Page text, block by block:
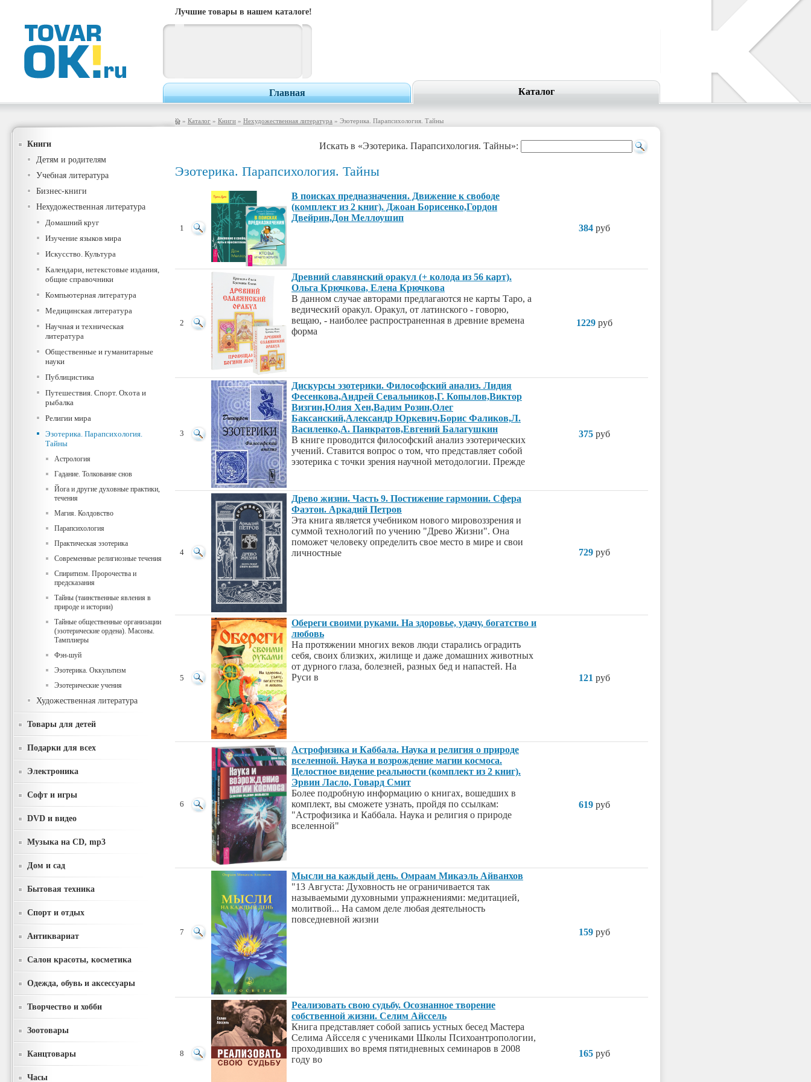
Лучшие товары в нашем каталоге!
Главная Каталог
» Каталог » Книги » Нехудожественная литература » Эзотерика. Парапсихология. Тайны
Книги
Детям и родителям
Учебная литература
Бизнес-книги
Нехудожественная литература
Домашний круг
Изучение языков мира
Искусство. Культура
Календари, нетекстовые издания,
общие справочники
Компьютерная литература
Медицинская литература
Научная и техническая
литература
Общественные и гуманитарные
науки
Публицистика
Путешествия. Спорт. Охота и
рыбалка
Религии мира
Эзотерика. Парапсихология.
Тайны
Астрология
Гадание. Толкование снов
Йога и другие духовные практики,
течения
Магия. Колдовство
Парапсихология
Практическая эзотерика
Современные религиозные течения
Спиритизм. Пророчества и
предсказания
Тайны (таинственные явления в
природе и истории)
Тайные общественные организации
(эзотерические ордена). Масоны.
Тамплиеры
Фэн-шуй
Эзотерика. Оккультизм
Эзотерические учения
Художественная литература
Товары для детей
Подарки для всех
Электроника
Софт и игры
DVD и видео
Музыка на CD, mp3
Дом и сад
Бытовая техника
Спорт и отдых
Антиквариат
Салон красоты, косметика
Одежда, обувь и аксессуары
Творчество и хобби
Зоотовары
Канцтовары
Часы
Искать в «Эзотерика. Парапсихология. Тайны»:
Эзотерика. Парапсихология. Тайны
1
В поисках предназначения. Движение к свободе
(комплект из 2 книг). Джоан Борисенко,Гордон
Двейрин,Дон Меллоушип
384 руб
2
Древний славянский оракул (+ колода из 56 карт).
Ольга Крючкова, Елена Крючкова
В данном случае авторами предлагаются не карты Таро, а
ведический оракул. Оракул, от латинского - говорю,
вещаю, - наиболее распространенная в древние времена
форма
1229 руб
3
Дискурсы эзотерики. Философский анализ. Лидия
Фесенкова,Андрей Севальников,Г. Копылов,Виктор
Визгин,Юлия Хен,Вадим Розин,Олег
Баксанский,Александр Юркевич,Борис Фаликов,Л.
Василенко,А. Панкратов,Евгений Балагушкин
В книге проводится философский анализ эзотерических
учений. Ставится вопрос о том, что представляет собой
эзотерика с точки зрения научной методологии. Прежде
375 руб
4
Древо жизни. Часть 9. Постижение гармонии. Сфера
Фаэтон. Аркадий Петров
Эта книга является учебником нового мировоззрения и
суммой технологий по учению "Древо Жизни". Она
поможет человеку определить свое место в мире и свои
личностные
729 руб
5
Обереги своими руками. На здоровье, удачу, богатство и
любовь
На протяжении многих веков люди старались оградить
себя, своих близких, жилище и даже домашних животных
от дурного глаза, болезней, разных бед и напастей. На
Руси в
121 руб
6
Астрофизика и Каббала. Наука и религия о природе
вселенной. Наука и возрождение магии космоса.
Целостное видение реальности (комплект из 2 книг).
Эрвин Ласло, Говард Смит
Более подробную информацию о книгах, вошедших в
комплект, вы сможете узнать, пройдя по ссылкам:
"Астрофизика и Каббала. Наука и религия о природе
вселенной"
619 руб
7
Мысли на каждый день. Омраам Микаэль Айванхов
"13 Августа: Духовность не ограничивается так
называемыми духовными упражнениями: медитацией,
молитвой... На самом деле любая деятельность
повседневной жизни
159 руб
8
Реализовать свою судьбу. Осознанное творение
собственной жизни. Селим Айссель
Книга представляет собой запись устных бесед Мастера
Селима Айсселя с учениками Школы Психоантропологии,
проходивших во время пятидневных семинаров в 2008
году во
165 руб